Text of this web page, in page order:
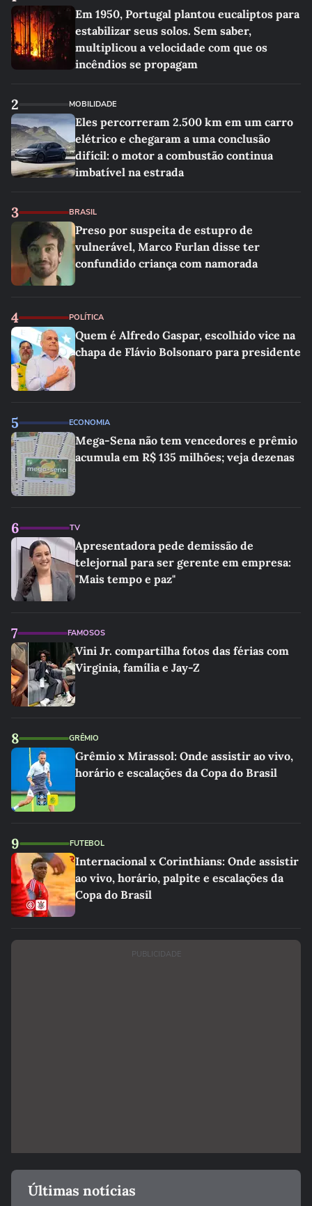
Em 1950, Portugal plantou eucaliptos para
estabilizar seus solos. Sem saber,
multiplicou a velocidade com que os
incêndios se propagam
2 MOBILIDADE
Eles percorreram 2.500 km em um carro
elétrico e chegaram a uma conclusão
difícil: o motor a combustão continua
imbatível na estrada
3 BRASIL
Preso por suspeita de estupro de
vulnerável, Marco Furlan disse ter
confundido criança com namorada
4 POLÍTICA
Quem é Alfredo Gaspar, escolhido vice na
chapa de Flávio Bolsonaro para presidente
5 ECONOMIA
Mega-Sena não tem vencedores e prêmio
acumula em R$ 135 milhões; veja dezenas
6 TV
Apresentadora pede demissão de
telejornal para ser gerente em empresa:
"Mais tempo e paz"
7 FAMOSOS
Vini Jr. compartilha fotos das férias com
Virginia, família e Jay-Z
8 GRÊMIO
Grêmio x Mirassol: Onde assistir ao vivo,
horário e escalações da Copa do Brasil
9 FUTEBOL
Internacional x Corinthians: Onde assistir
ao vivo, horário, palpite e escalações da
Copa do Brasil
PUBLICIDADE
Últimas notícias